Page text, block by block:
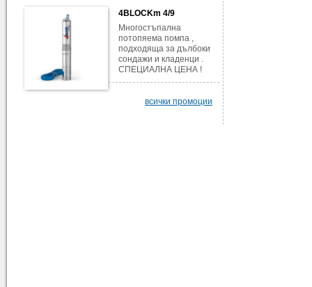
4BLOCKm 4/9
Многостъпална
потопяема помпа ,
подходяща за дълбоки
сондажи и кладенци .
СПЕЦИАЛНА ЦЕНА !
всички промоции